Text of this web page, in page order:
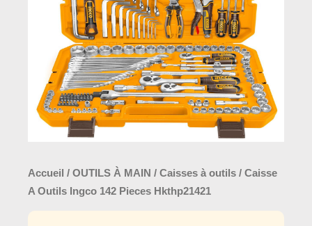
Accueil / OUTILS À MAIN / Caisses à outils / Caisse
A Outils Ingco 142 Pieces Hkthp21421
Pieces
Hkthp21421